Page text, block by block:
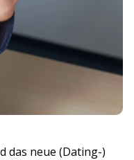
das neue (Dating-)